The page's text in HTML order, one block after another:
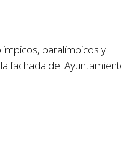
paralímpicos y
fachada del